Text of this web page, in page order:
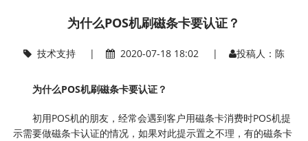
为什么POS机刷磁条卡要认证？
技术支持| 2020-07-18 18:02 | 投稿人：陈
为什么POS机刷磁条卡要认证？
初用POS机的朋友，经常会遇到客户用磁条卡消费时POS机提
示需要做磁条卡认证的情况，如果对此提示置之不理，有的磁条卡